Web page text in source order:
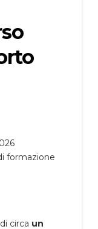
formazione
circa un